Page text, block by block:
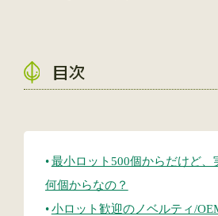
目次
最小ロット500個からだけど、
何個からなの？
小ロット歓迎のノベルティ/